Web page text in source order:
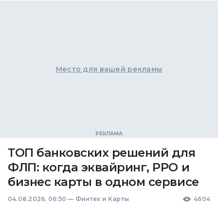
Место для вашей рекламы
ТОП банковских решений для
ФЛП: когда эквайринг, РРО и
бизнес карты в одном сервисе
04.08.2026, 06:50 — Финтех и Карты 4604